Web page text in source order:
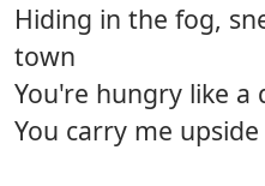
Hiding in the fog,
town
You're hungry like a
You carry me